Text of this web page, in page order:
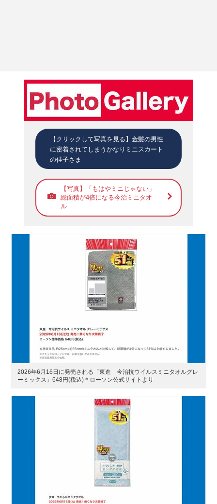
【クリックして写真を見る】金髪の男性
に密着されてしまうかなりミニスカート
の佳子さま
【写真】「もはやミニじゃない」
総面積が4倍になる今治ミニタオ
ル
2026年6月16日に発売される「東進 今治抗ウイルスミニタオルグレ
ーミックス」648円(税込)＊ローソン公式サイトより